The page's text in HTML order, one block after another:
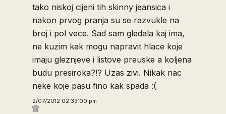
tako niskoj cijeni tih skinny jeansica i
nakon prvog pranja su se razvukle na
broj i pol vece. Sad sam gledala kaj ima,
ne kuzim kak mogu napravit hlace koje
imaju gleznjeve i listove preuske a koljena
budu presiroka?!? Uzas zivi. Nikak nac
neke koje pasu fino kak spada :(
2/07/2012 02:33:00 pm